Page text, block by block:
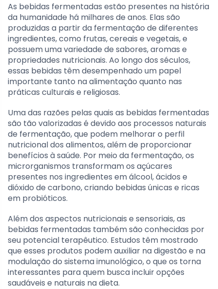
As bebidas fermentadas estão presentes na história
da humanidade há milhares de anos. Elas são
produzidas a partir da fermentação de diferentes
ingredientes, como frutas, cereais e vegetais, e
possuem uma variedade de sabores, aromas e
propriedades nutricionais. Ao longo dos séculos,
essas bebidas têm desempenhado um papel
importante tanto na alimentação quanto nas
práticas culturais e religiosas.
Uma das razões pelas quais as bebidas fermentadas
são tão valorizadas é devido aos processos naturais
de fermentação, que podem melhorar o perfil
nutricional dos alimentos, além de proporcionar
benefícios à saúde. Por meio da fermentação, os
microrganismos transformam os açúcares
presentes nos ingredientes em álcool, ácidos e
dióxido de carbono, criando bebidas únicas e ricas
em probióticos.
Além dos aspectos nutricionais e sensoriais, as
bebidas fermentadas também são conhecidas por
seu potencial terapêutico. Estudos têm mostrado
que esses produtos podem auxiliar na digestão e na
modulação do sistema imunológico, o que os torna
interessantes para quem busca incluir opções
saudáveis e naturais na dieta.